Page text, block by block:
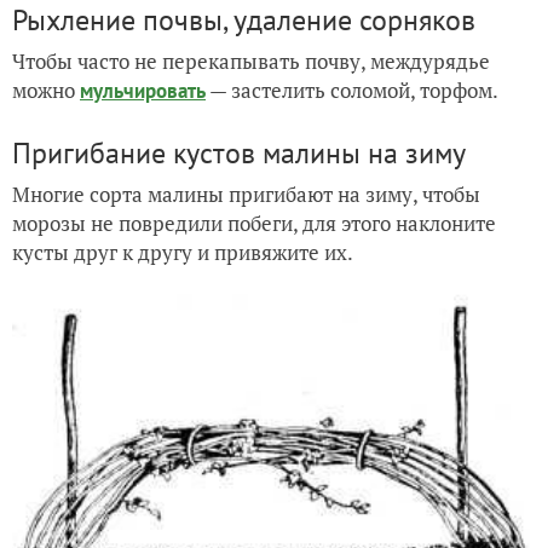
Рыхление почвы, удаление сорняков
Чтобы часто не перекапывать почву, междурядье
можно мульчировать— застелить соломой, торфом.
Пригибание кустов малины на зиму
Многие сорта малины пригибают на зиму, чтобы
морозы не повредили побеги, для этого наклоните
кусты друг к другу и привяжите их.